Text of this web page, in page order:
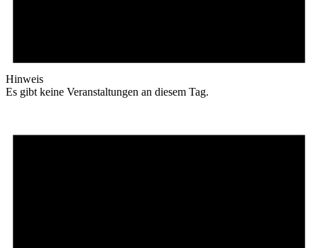
Hinweis
Es gibt keine Veranstaltungen an diesem Tag.